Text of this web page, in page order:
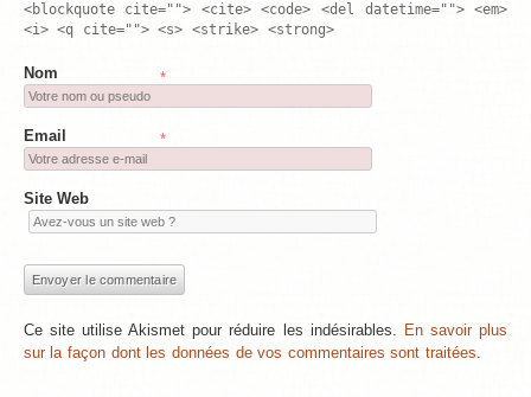
<blockquote cite=""> <cite> <code> <del datetime=""> <em>
<i> <q cite=""> <s> <strike> <strong>
Nom *
Email *
Site Web
Ce site utilise Akismet pour réduire les indésirables. En savoir plus
sur la façon dont les données de vos commentaires sont traitées